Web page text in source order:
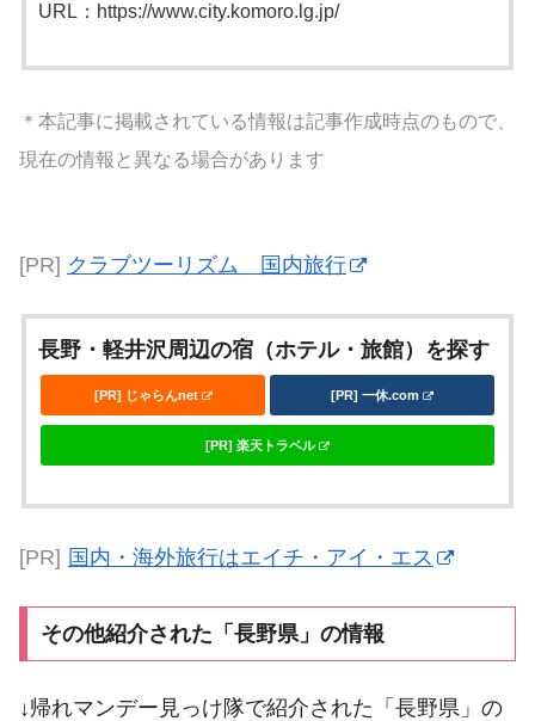
URL：https://www.city.komoro.lg.jp/
＊本記事に掲載されている情報は記事作成時点のもので、
現在の情報と異なる場合があります
[PR] クラブツーリズム 国内旅行
長野・軽井沢周辺の宿（ホテル・旅館）を探す
[PR] じゃらんnet [PR] 一休.com
[PR] 楽天トラベル
[PR] 国内・海外旅行はエイチ・アイ・エス
その他紹介された「長野県」の情報
↓帰れマンデー見っけ隊で紹介された「長野県」の